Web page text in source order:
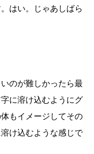
はい。じゃあしばら
のが難しかったら最
に溶け込むようにグ
もイメージしてその
け込むような感じで